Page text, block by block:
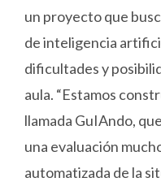
un proyecto que
de inteligencia
dificultades y
aula. “Estamos
llamada GuIAndo,
una evaluación
automatizada de la